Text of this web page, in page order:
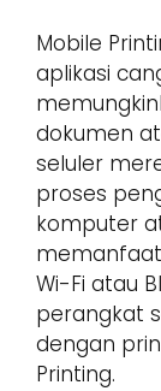
Mobile
aplikasi
dokumen
seluler
proses
komputer
Wi-Fi atau
perangkat
dengan
Printing.